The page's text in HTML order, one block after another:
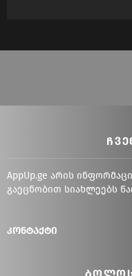
AppUp.ge არის
გაეცნობით სიახლეებს
კონტაქტი